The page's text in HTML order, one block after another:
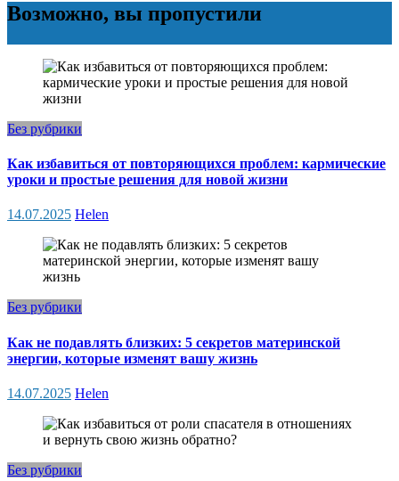
Возможно, вы пропустили
Без рубрики
Как избавиться от повторяющихся проблем: кармические
уроки и простые решения для новой жизни
14.07.2025 Helen
Без рубрики
Как не подавлять близких: 5 секретов материнской
энергии, которые изменят вашу жизнь
14.07.2025 Helen
Без рубрики